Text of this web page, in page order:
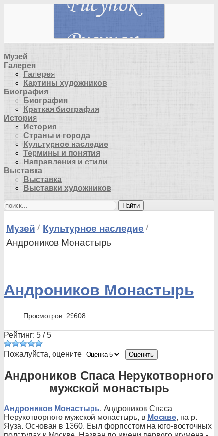
Музей
Галерея
Галерея
Картины художников
Биография
Биография
Краткая биография
История
История
Страны и города
Культурное наследие
Термины и понятия
Направления и стили
Выставка
Выставка
Выставки художников
Найти
Музей
Культурное наследие
Андроников Монастырь
Андроников Монастырь
Просмотров: 29608
Рейтинг: 5 /5
Пожалуйста, оцените
Андроников Спаса Нерукотворного
мужской монастырь
Андроников Монастырь, Андроников Спаса
Нерукотворного мужской монастырь, в Москве, на р.
Яуза. Основан в 1360. Был форпостом на юго-восточных